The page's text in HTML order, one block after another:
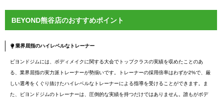
BEYOND熊谷店のおすすめポイント
業界屈指のハイレベルなトレーナー
ビヨンドジムには、ボディメイクに関する大会でトップクラスの実績を収めたことのあ
る、業界屈指の実力派トレーナーが勢揃いです。トレーナーの採用倍率はわずか2%で、厳
しい選考をくぐり抜けたハイレベルなトレーナーによる指導を受けることができます。ま
た、ビヨンドジムのトレーナーは、圧倒的な実績を持つだけではありません。誰もがボデ